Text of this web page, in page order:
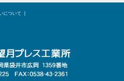
について